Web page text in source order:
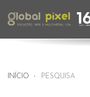
INÍCIO PESQUISA